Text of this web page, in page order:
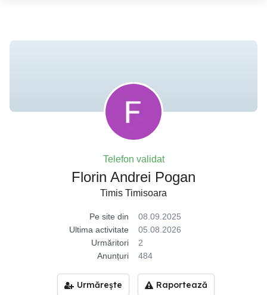
Telefon validat
Florin Andrei Pogan
Timis Timisoara
Pe site din
08.09.2025
Ultima activitate
05.08.2026
Urmăritori
2
Anunțuri
484
Urmărește Raportează